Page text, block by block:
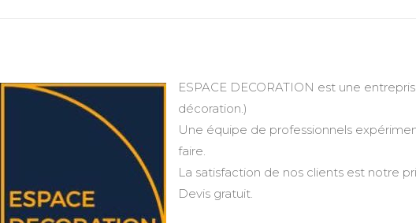
ESPACE DECORATION est une
décoration.)
Une équipe de professionnels
faire.
La satisfaction de nos clients est notre
Devis gratuit.